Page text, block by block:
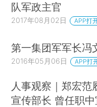
队军政主官
2017年08月02日 APP打
第一集团军军长冯
2016年05月06日 APP打
人事观察｜郑宏范
宣传部长 曾任职